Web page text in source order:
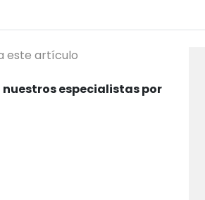
este artículo
nuestros especialistas por